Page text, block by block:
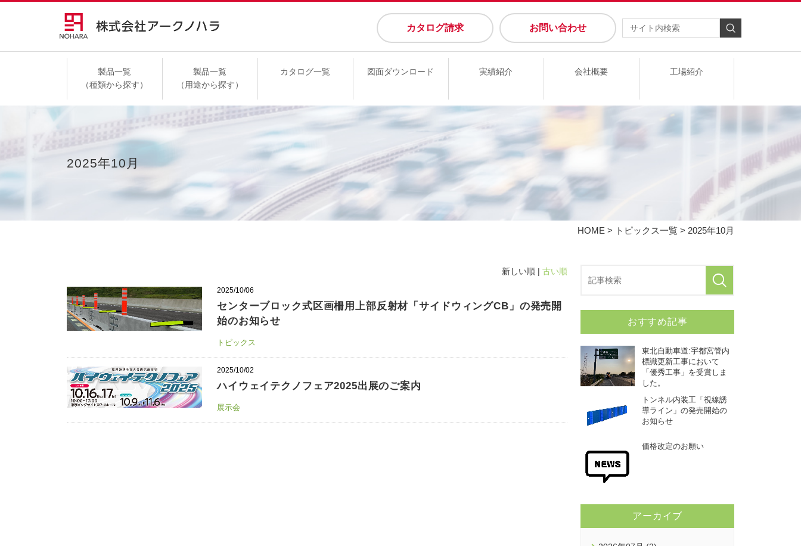
カタログ請求 お問い合わせ
製品一覧
（種類から探す）
製品一覧
（用途から探す）
カタログ一覧 図面ダウンロード 実績紹介 会社概要 工場紹介
2025年10月
HOME > トピックス一覧 > 2025年10月
新しい順 | 古い順
2025/10/06
センターブロック式区画柵用上部反射材「サイドウィングCB」の発売開
始のお知らせ
トピックス
2025/10/02
ハイウェイテクノフェア2025出展のご案内
展示会
おすすめ記事
東北自動車道:宇都宮管内
標識更新工事において
「優秀工事」を受賞しま
した。
トンネル内装工「視線誘
導ライン」の発売開始の
お知らせ
価格改定のお願い
アーカイブ